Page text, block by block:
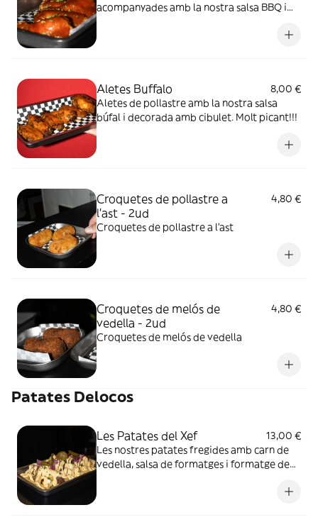
acompanyades amb la nostra salsa BBQ i
Aletes Buffalo
8,00 €
Aletes de pollastre amb la nostra salsa
búfal i decorada amb cibulet. Molt picant!!!
Croquetes de pollastre a
l'ast - 2ud
4,80 €
Croquetes de pollastre a l'ast
Croquetes de melós de
vedella - 2ud
4,80 €
Croquetes de melós de vedella
Patates Delocos
Les Patates del Xef
13,00 €
Les nostres patates fregides amb carn de
vedella, salsa de formatges i formatge de